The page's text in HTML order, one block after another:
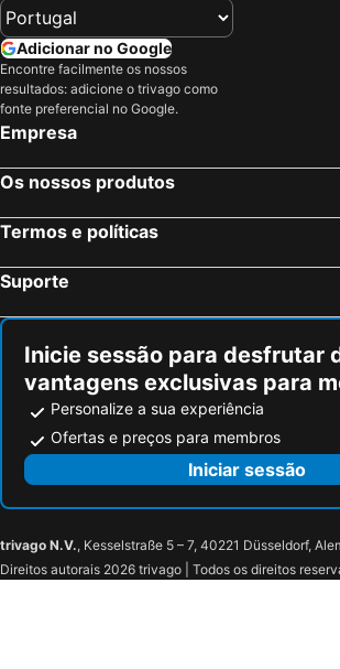
Adicionar no Google
Encontre facilmente os nossos
resultados: adicione o trivago como
fonte preferencial no Google.
Empresa
Os nossos produtos
Termos e políticas
Suporte
Inicie sessão para desfrutar
vantagens exclusivas para
Personalize a sua experiência
Ofertas e preços para membros
Iniciar sessão
trivago N.V., Kesselstraße 5 – 7, 40221 Düsseldorf,
Direitos autorais 2026 trivago | Todos os direitos